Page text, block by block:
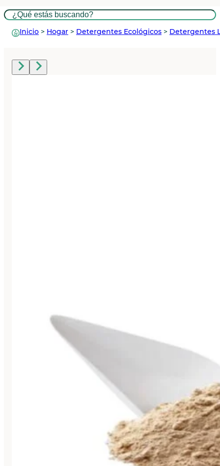
Buscar
Inicio > Hogar > Detergentes Ecológicos > Detergentes